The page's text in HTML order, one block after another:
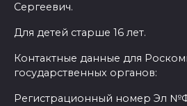
Сергеевич.
Для детей старше 16 лет.
Контактные данные для
государственных органов:
Регистрационный номер Эл